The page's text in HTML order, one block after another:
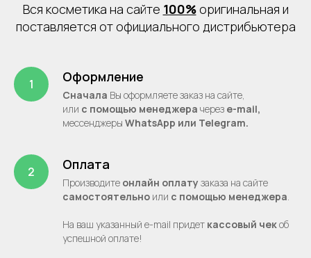
Вся косметика на сайте 100%оригинальная и
поставляется от официального дистрибьютера
Оформление
Сначала Вы оформляете заказ на сайте,
или с помощью менеджера через e-mail,
месcенджеры WhatsApp или Telegram.
Оплата
Производите онлайн оплату заказа на сайте
самостоятельно или с помощью менеджера.
На ваш указанный e-mail придет кассовый чекоб
успешной оплате!